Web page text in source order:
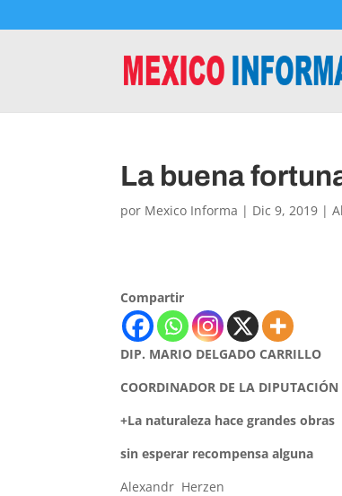
La buena
por Mexico Informa | Dic 9, 2019 |
Compartir
DIP. MARIO DELGADO CARRILLO
COORDINADOR DE LA
+La naturaleza hace grandes obras
sin esperar recompensa alguna
Alexandr Herzen